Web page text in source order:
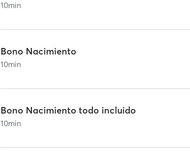
10min
Bono Nacimiento
10min
Bono Nacimiento todo incluido
10min